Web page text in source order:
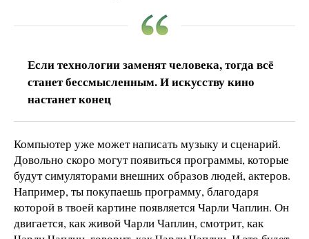
Если технологии заменят человека, тогда всё
станет бессмысленным. И искусству кино
настанет конец
Компьютер уже может написать музыку и сценарий.
Довольно скоро могут появиться программы, которые
будут симуляторами внешних образов людей, актеров.
Например, ты покупаешь программу, благодаря
которой в твоей картине появляется Чарли Чаплин. Он
двигается, как живой Чарли Чаплин, смотрит, как